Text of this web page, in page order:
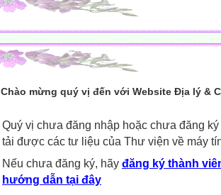
Chào mừng quý vị đến với Website Địa lý &
Quý vị chưa đăng nhập hoặc chưa đăng
tải được các tư liệu của Thư viện về máy
Nếu chưa đăng ký, hãy đăng ký thành
hướng dẫn tại đây